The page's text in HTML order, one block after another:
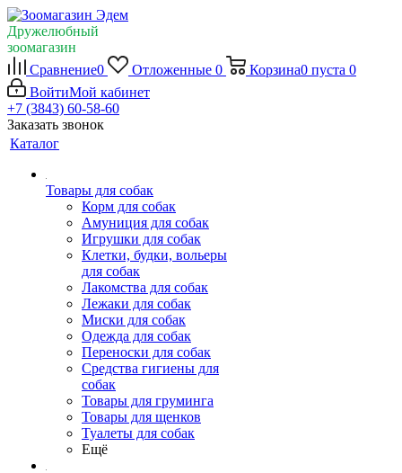
Дружелюбный
зоомагазин
Сравнение0 Отложенные 0 Корзина0 пуста 0
ВойтиМой кабинет
+7 (3843) 60-58-60
Заказать звонок
Каталог
Товары для собак
Корм для собак
Амуниция для собак
Игрушки для собак
Клетки, будки, вольеры
для собак
Лакомства для собак
Лежаки для собак
Миски для собак
Одежда для собак
Переноски для собак
Средства гигиены для
собак
Товары для груминга
Товары для щенков
Туалеты для собак
Ещё